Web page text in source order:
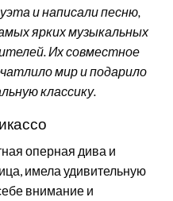
и написали песню,
ярких музыкальных
Их совместное
мир и подарило
классику.
оперная дива и
имела удивительную
внимание и